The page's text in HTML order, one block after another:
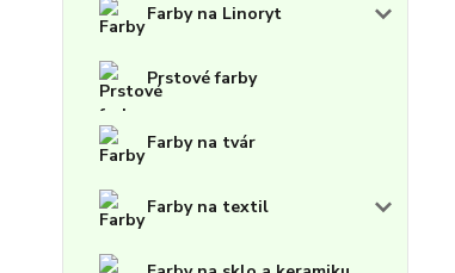
Farby na Linoryt
Prstové farby
Farby na tvár
Farby na textil